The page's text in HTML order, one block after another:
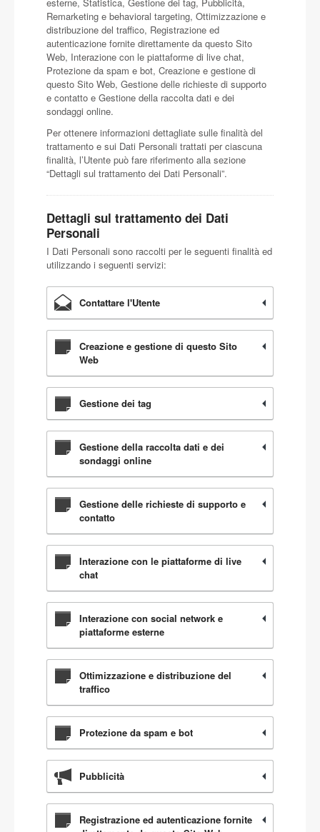
Remarketing e behavioral targeting, Ottimizzazione e
distribuzione del traffico, Registrazione ed
autenticazione fornite direttamente da questo Sito
Web, Interazione con le piattaforme di live chat,
Protezione da spam e bot, Creazione e gestione di
questo Sito Web, Gestione delle richieste di supporto
e contatto e Gestione della raccolta dati e dei
sondaggi online.
Per ottenere informazioni dettagliate sulle finalità del
trattamento e sui Dati Personali trattati per ciascuna
finalità, l’Utente può fare riferimento alla sezione
“Dettagli sul trattamento dei Dati Personali”.
Dettagli sul trattamento dei Dati
Personali
I Dati Personali sono raccolti per le seguenti finalità ed
utilizzando i seguenti servizi:
Contattare l'Utente
Creazione e gestione di questo Sito
Web
Gestione dei tag
Gestione della raccolta dati e dei
sondaggi online
Gestione delle richieste di supporto e
contatto
Interazione con le piattaforme di live
chat
Interazione con social network e
piattaforme esterne
Ottimizzazione e distribuzione del
traffico
Protezione da spam e bot
Pubblicità
Registrazione ed autenticazione fornite